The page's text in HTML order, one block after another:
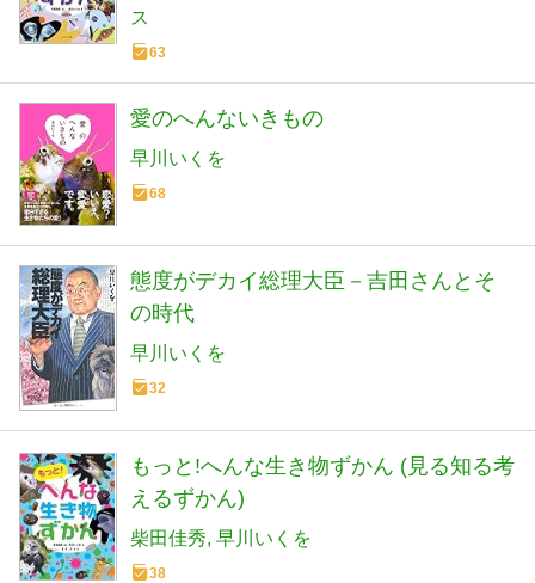
ス
63
愛のへんないきもの
早川いくを
68
態度がデカイ総理大臣－吉田さんとそ
の時代
早川いくを
32
もっと!へんな生き物ずかん (見る知る考
えるずかん)
柴田佳秀 早川いくを
38